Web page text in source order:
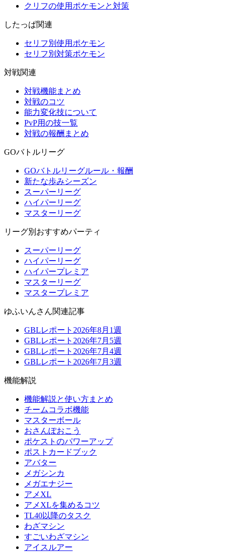
クリフの使用ポケモンと対策
したっぱ関連
セリフ別使用ポケモン
セリフ別対策ポケモン
対戦関連
対戦機能まとめ
対戦のコツ
能力変化技について
PvP用の技一覧
対戦の報酬まとめ
GOバトルリーグ
GOバトルリーグルール・報酬
新たな歩みシーズン
スーパーリーグ
ハイパーリーグ
マスターリーグ
リーグ別おすすめパーティ
スーパーリーグ
ハイパーリーグ
ハイパープレミア
マスターリーグ
マスタープレミア
ゆふいんさん関連記事
GBLレポート2026年8月1週
GBLレポート2026年7月5週
GBLレポート2026年7月4週
GBLレポート2026年7月3週
機能解説
機能解説と使い方まとめ
チームコラボ機能
マスターボール
おさんぽおこう
ポケストのパワーアップ
ポストカードブック
アバター
メガシンカ
メガエナジー
アメXL
アメXLを集めるコツ
TL40以降のタスク
わざマシン
すごいわざマシン
アイスルアー